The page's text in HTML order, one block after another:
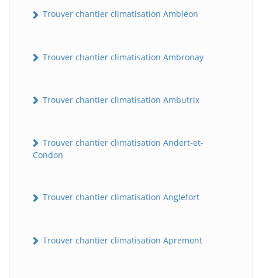
Trouver chantier climatisation Ambléon
Trouver chantier climatisation Ambronay
Trouver chantier climatisation Ambutrix
Trouver chantier climatisation Andert-et-
Condon
Trouver chantier climatisation Anglefort
Trouver chantier climatisation Apremont